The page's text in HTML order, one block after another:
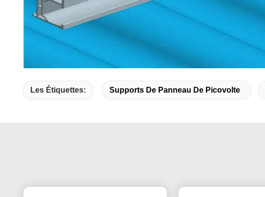
Les Étiquettes: Supports De Panneau De Picovolte